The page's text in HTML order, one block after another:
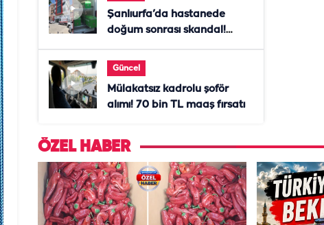
Şanlıurfa’da hastanede
doğum sonrası skandal!
Güncel
Mülakatsız kadrolu şoför
alımı! 70 bin TL maaş fırsatı
ÖZEL HABER